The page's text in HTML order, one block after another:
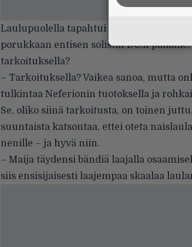
Laulupuolella tapahtui tosiaan
porukkaan entisen solistin DC:n
tarkoituksella?
– Tarkoituksella? Vaikea sanoa, mutta
tulkintaa Neferionin tuotoksella ja
Se, oliko siinä tarkoitusta, on toinen
suuntaista katsontaa, ettei oteta
nenille – ja hyvä niin.
– Maija täydensi bändiä laajalla
siis ensisijaisesti laajempaa skaalaa